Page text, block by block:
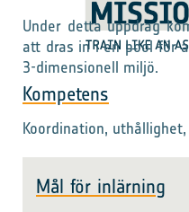
Under detta uppdrag
att dras in i en pool för
3-dimensionell miljö.
Kompetens
Koordination,
Mål för inlärning